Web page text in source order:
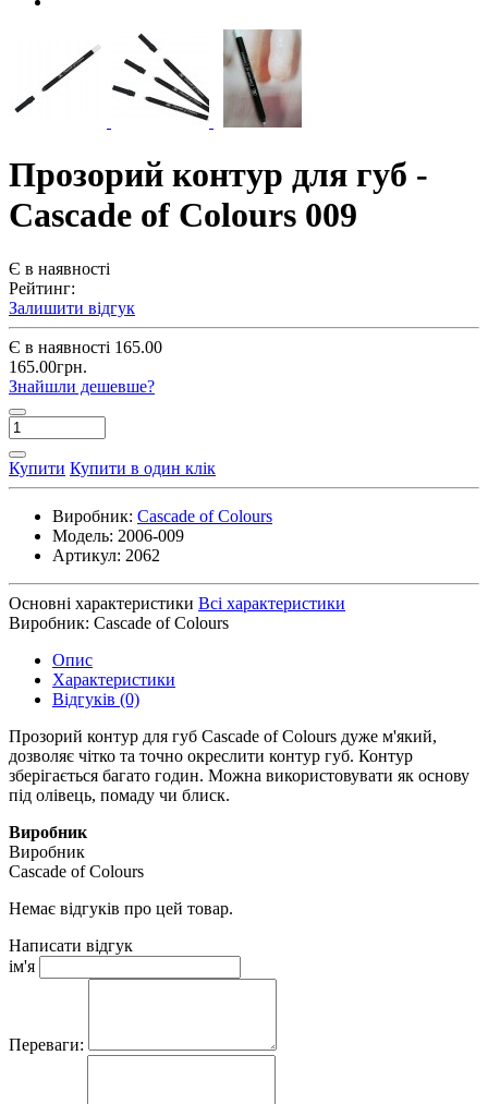
Прозорий контур для губ -
Cascade of Colours 009
Є в наявності
Рейтинг:
Залишити відгук
Є в наявності 165.00
165.00грн.
Знайшли дешевше?
Купити Купити в один клік
Виробник: Cascade of Colours
Модель: 2006-009
Артикул: 2062
Основні характеристики Всі характеристики
Виробник: Cascade of Colours
Опис
Характеристики
Відгуків (0)
Прозорий контур для губ Cascade of Colours дуже м'який,
дозволяє чітко та точно окреслити контур губ. Контур
зберігається багато годин. Можна використовувати як основу
під олівець, помаду чи блиск.
Виробник
Виробник
Cascade of Colours
Немає відгуків про цей товар.
Написати відгук
ім'я
Переваги: